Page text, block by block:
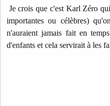
Je crois que c'est Karl Zéro
importantes ou célèbres)
n'auraient jamais fait en
d'enfants et cela servirait à les